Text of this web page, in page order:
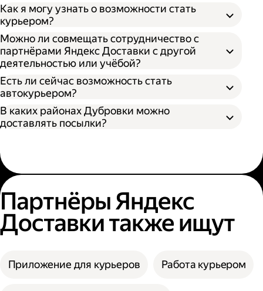
Как я могу узнать о возможности стать
курьером?
Можно ли совмещать сотрудничество с
партнёрами Яндекс Доставки с другой
деятельностью или учёбой?
Есть ли сейчас возможность стать
автокурьером?
В каких районах Дубровки можно
доставлять посылки?
Партнёры Яндекс
Доставки также ищут
Приложение для курьеров Работа курьером